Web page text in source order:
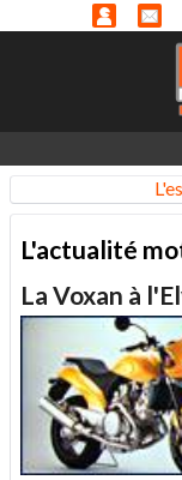
L'actualité
La Voxan à